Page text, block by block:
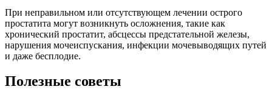
При неправильном или отсутствующем лечении острого
простатита могут возникнуть осложнения, такие как
хронический простатит, абсцессы предстательной железы,
нарушения мочеиспускания, инфекции мочевыводящих путей
и даже бесплодие.
Полезные советы